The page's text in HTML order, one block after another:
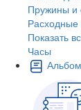
Пружины и
Показать
Часы